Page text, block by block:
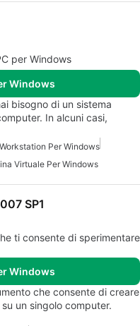
per Windows
Windows
bisogno di un sistema
In alcuni casi,
Per Windows
Virtuale Per Windows
SP1
ti consente di sperimentare
Windows
che consente di creare
un singolo computer.